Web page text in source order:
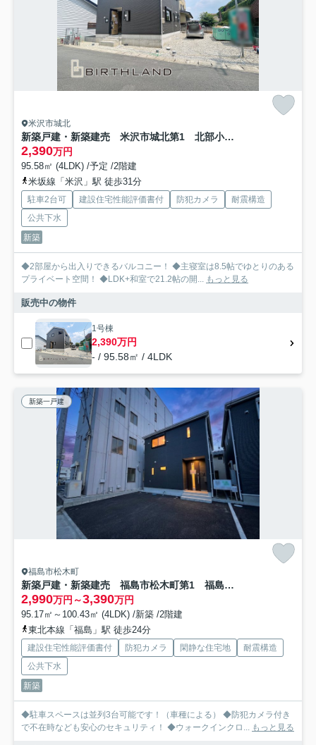
米沢市城北
新築戸建・新築建売 米沢市城北第1 北部小・第四中
2,390万円
95.58㎡ (4LDK) /予定 /2階建
米坂線「米沢」駅 徒歩31分
駐車2台可 建設住宅性能評価書付 防犯カメラ
耐震構造
公共下水
新築
◆2部屋から出入りできるバルコニー！ ◆主寝室は8.5帖でゆとりのある
プライベート空間！ ◆LDK+和室で21.2帖の開... もっと見る
販売中の物件
1号棟
2,390万円
- / 95.58㎡ / 4LDK
新築一戸建
福島市松木町
新築戸建・新築建売 福島市松木町第1 福島第二小・福島第二中
2,990万円～3,390万円
95.17㎡～100.43㎡ (4LDK) /新築 /2階建
東北本線「福島」駅 徒歩24分
建設住宅性能評価書付 防犯カメラ 閑静な住宅地
耐震構造
公共下水
新築
◆駐車スペースは並列3台可能です！（車種による） ◆防犯カメラ付き
で不在時なども安心のセキュリティ！ ◆ウォークインクロ... もっと見る